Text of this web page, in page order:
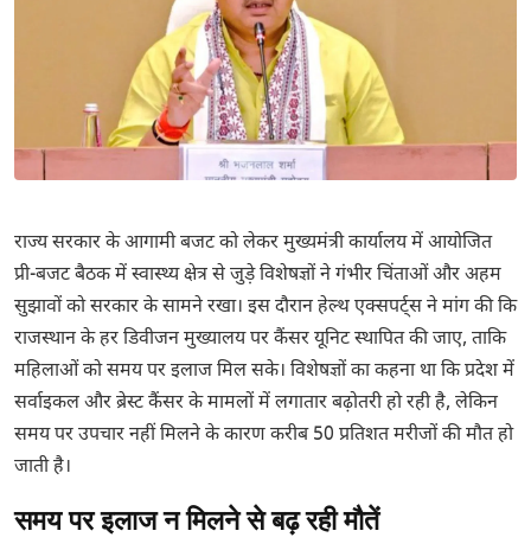
राज्य सरकार के आगामी बजट को लेकर मुख्यमंत्री कार्यालय में आयोजित
प्री-बजट बैठक में स्वास्थ्य क्षेत्र से जुड़े विशेषज्ञों ने गंभीर चिंताओं और अहम
सुझावों को सरकार के सामने रखा। इस दौरान हेल्थ एक्सपर्ट्स ने मांग की कि
राजस्थान के हर डिवीजन मुख्यालय पर कैंसर यूनिट स्थापित की जाए, ताकि
महिलाओं को समय पर इलाज मिल सके। विशेषज्ञों का कहना था कि प्रदेश में
सर्वाइकल और ब्रेस्ट कैंसर के मामलों में लगातार बढ़ोतरी हो रही है, लेकिन
समय पर उपचार नहीं मिलने के कारण करीब 50 प्रतिशत मरीजों की मौत हो
जाती है।
समय पर इलाज न मिलने से बढ़ रही मौतें